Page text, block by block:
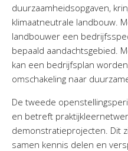
duurzaamheidsopgaven,
klimaatneutrale landbouw.
landbouwer een
bepaald aandachtsgebied.
kan een bedrijfsplan
omschakeling naar
De tweede
en betreft
demonstratieprojecten. Dit
samen kennis delen en